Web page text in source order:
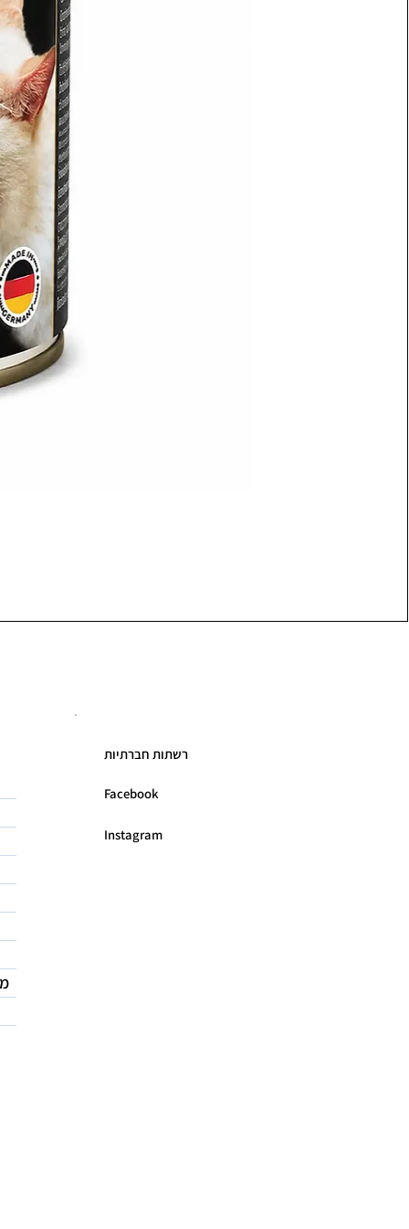
רשתות חברתיות
Facebook
Instagram